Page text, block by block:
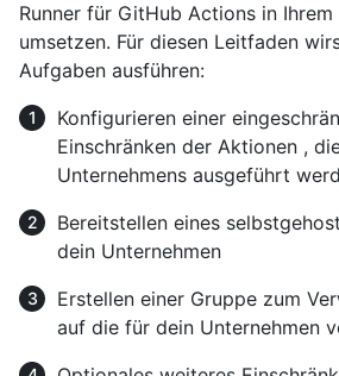
Runner für GitHub Actions in Ihrem
umsetzen. Für diesen Leitfaden
Aufgaben ausführen:
Konfigurieren einer
Einschränken der Aktionen ,
Unternehmens ausgeführt
Bereitstellen eines
dein Unternehmen
Erstellen einer Gruppe zum
auf die für dein Unternehmen